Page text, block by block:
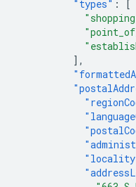
"types" :
[
],